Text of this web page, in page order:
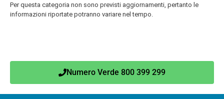
Per questa categoria non sono previsti aggiornamenti, pertanto le
informazioni riportate potranno variare nel tempo.
Numero Verde 800 399 299